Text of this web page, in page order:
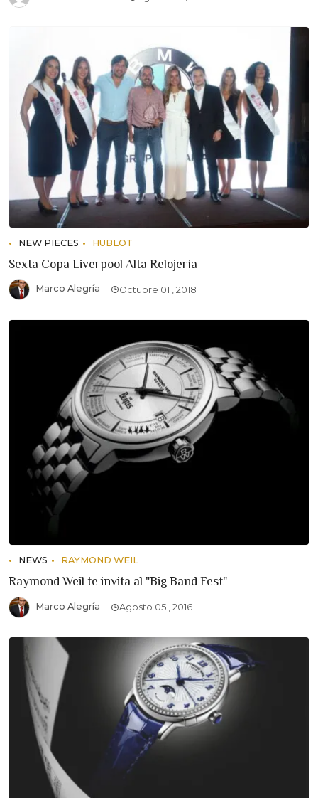
NEW PIECES HUBLOT
Sexta Copa Liverpool Alta Relojería
Marco Alegría Octubre 01 , 2018
NEWS RAYMOND WEIL
Raymond Weil te invita al "Big Band Fest"
Marco Alegría Agosto 05 , 2016